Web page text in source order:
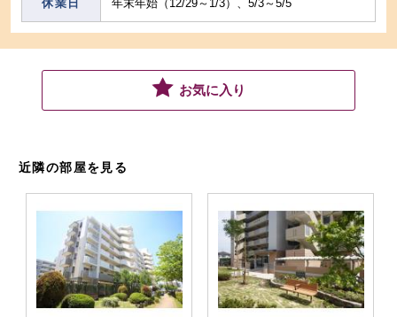
休業日 年末年始（12/29～1/3）、5/3～5/5
お気に入り
近隣の部屋を見る